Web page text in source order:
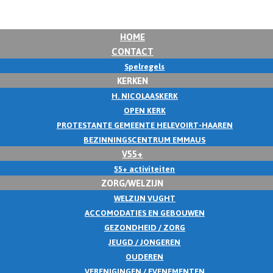
HOME
CONTACT
Spelregels
KERKEN
H. NICOLAASKERK
OPEN KERK
PROTESTANTE GEMEENTE HELEVOIRT-HAAREN
BEZINNINGSCENTRUM EMMAUS
V55+
55+ activiteiten
ZORG/WELZIJN
WELZIJN VUGHT
ACCOMODATIES EN GEBOUWEN
GEZONDHEID / ZORG
JEUGD / JONGEREN
OUDEREN